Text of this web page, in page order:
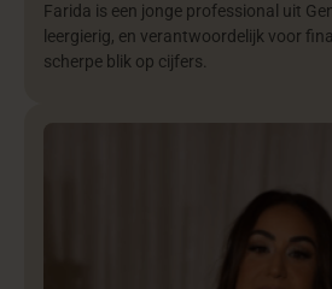
Farida is een jonge professional uit
leergierig, en verantwoordelijk voor
scherpe blik op cijfers.